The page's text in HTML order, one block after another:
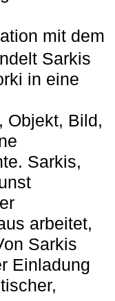
mit dem
Sarkis
in eine
Objekt, Bild,
Sarkis,
arbeitet,
Sarkis
Einladung